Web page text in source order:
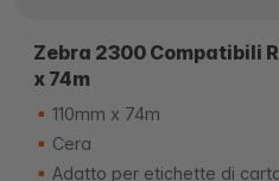
Zebra 2300 Compatibili
x 74m
110mm x 74m
Cera
Adatto per etichette di